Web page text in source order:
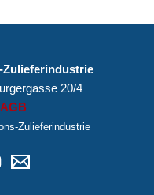
Zulieferindustrie
20/4
AGB
Zulieferindustrie